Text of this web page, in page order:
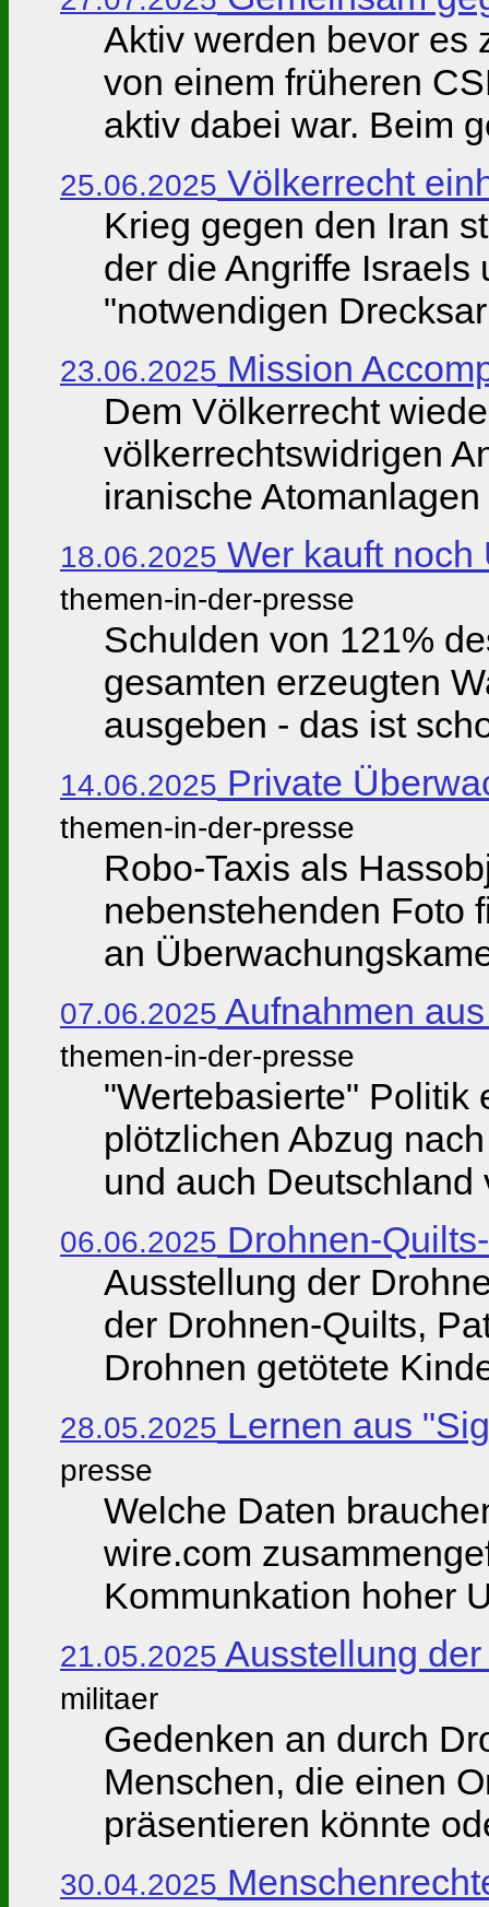
Aktiv werden bevor es
von einem früheren
aktiv dabei war. Beim
25.06.2025 Völkerrecht
Krieg gegen den Iran
der die Angriffe Israels
"notwendigen
23.06.2025 Mission
Dem Völkerrecht
völkerrechtswidrigen
iranische
18.06.2025 Wer kauft
themen-in-der-presse
Schulden von 121%
gesamten erzeugten
ausgeben - das ist
14.06.2025 Private
themen-in-der-presse
Robo-Taxis als
nebenstehenden Foto
an
07.06.2025 Aufnahmen
themen-in-der-presse
"Wertebasierte" Politik
plötzlichen Abzug
und auch
06.06.2025 Drohnen-
Ausstellung der
der Drohnen-Quilts,
Drohnen getötete
28.05.2025 Lernen aus
presse
Welche Daten
wire.com
Kommunkation hoher
21.05.2025 Ausstellung
militaer
Gedenken an durch
Menschen, die einen
präsentieren könnte
30.04.2025